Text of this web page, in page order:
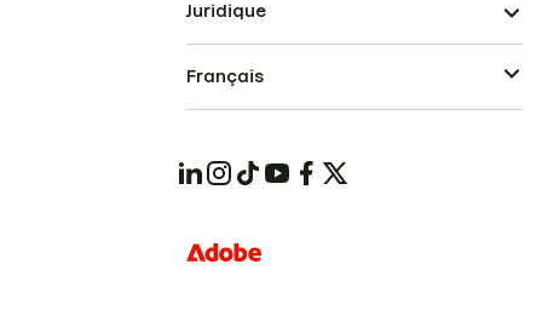
Juridique
Français